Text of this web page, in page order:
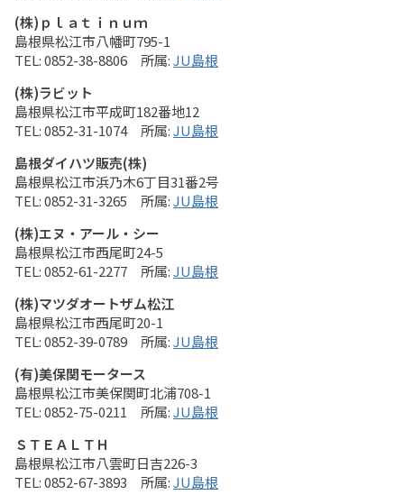
(株)ｐｌａｔｉｎｕｍ
島根県松江市八幡町795-1
0852-38-8806
JU島根
(株)ラビット
島根県松江市平成町182番地12
0852-31-1074
JU島根
島根ダイハツ販売(株)
島根県松江市浜乃木6丁目31番2号
0852-31-3265
JU島根
(株)エヌ・アール・シー
島根県松江市西尾町24-5
0852-61-2277
JU島根
(株)マツダオートザム松江
島根県松江市西尾町20-1
0852-39-0789
JU島根
(有)美保関モータース
島根県松江市美保関町北浦708-1
0852-75-0211
JU島根
ＳＴＥＡＬＴＨ
島根県松江市八雲町日吉226-3
0852-67-3893
JU島根